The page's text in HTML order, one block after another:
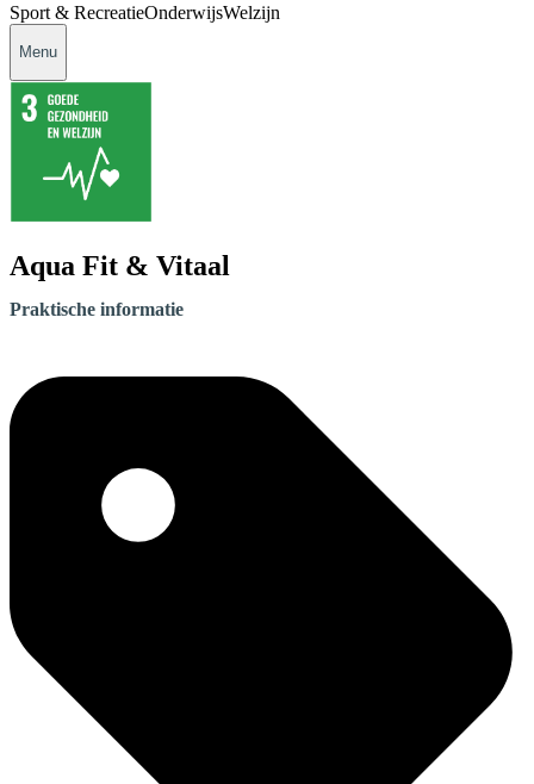
Sport & RecreatieOnderwijsWelzijn
Menu
Aqua Fit & Vitaal
Praktische informatie